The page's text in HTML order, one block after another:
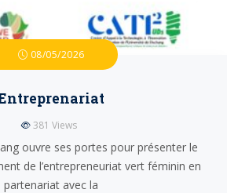
08/05/2026
381 Views
ouvre ses portes pour présenter le
de l’entrepreneuriat vert féminin en
partenariat avec la